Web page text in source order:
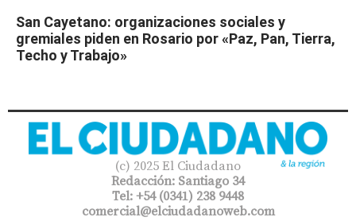
San Cayetano: organizaciones sociales y
gremiales piden en Rosario por «Paz, Pan, Tierra,
Techo y Trabajo»
(c) 2025 El Ciudadano
Redacción: Santiago 34
Tel: +54 (0341) 238 9448
comercial@elciudadanoweb.com​